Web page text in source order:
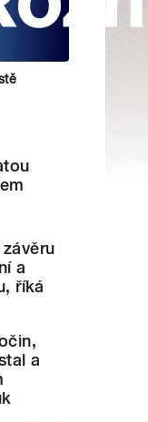
a
říká
a